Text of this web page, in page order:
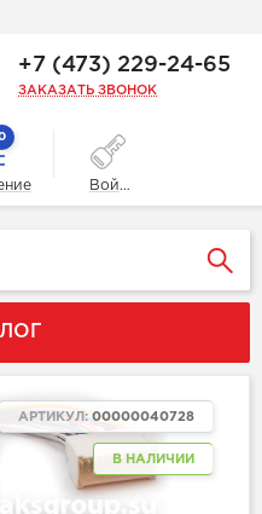
+7 (473) 229-24-65
ЗАКАЗАТЬ ЗВОНОК
Войти
В НАЛИЧИИ
АРТИКУЛ: 00000040728